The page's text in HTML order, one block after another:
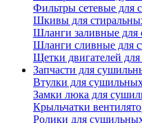
Фильтры сетевые для
Шкивы для
Шланги заливные для
Шланги сливные для
Щетки двигателей
Запчасти для
Втулки для
Замки люка для
Крыльчатки
Ролики для